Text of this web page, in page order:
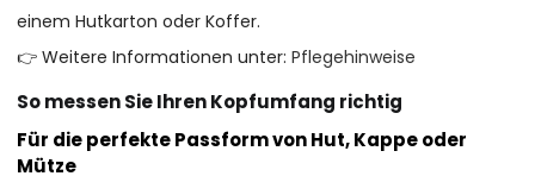
einem Hutkarton oder Koffer.
👉 Weitere Informationen unter:Pflegehinweise
So messen Sie Ihren Kopfumfang richtig
Für die perfekte Passform von Hut, Kappe oder
Mütze